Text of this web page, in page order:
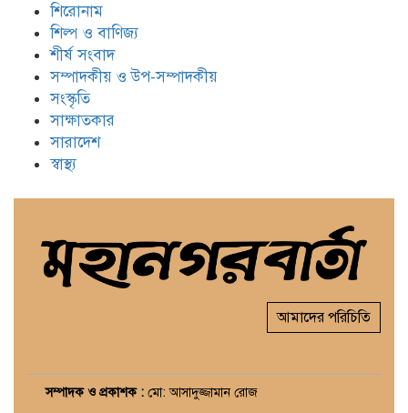
শিরোনাম
শিল্প ও বাণিজ্য
শীর্ষ সংবাদ
সম্পাদকীয় ও উপ-সম্পাদকীয়
সংস্কৃতি
সাক্ষাতকার
সারাদেশ
স্বাস্থ্য
আমাদের পরিচিতি
সম্পাদক ও প্রকাশক : মো: আসাদুজ্জামান রোজ